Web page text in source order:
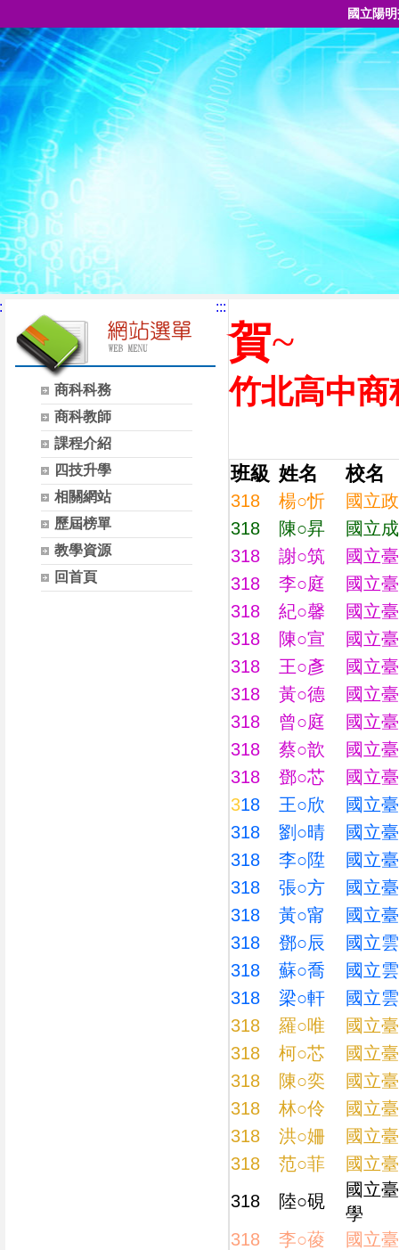
國立陽
商科科務
商科教師
課程介紹
四技升學
相關網站
歷屆榜單
教學資源
回首頁
:::
賀~
竹北高中商
班級 姓名 校名
318 楊○忻
國立
318
陳○昇
國立
318
謝○筑
國立
318
李○庭
國立
318
紀○馨
國立
318
陳○宣
國立
318
王○彥
國立
318
黃○德
國立
318
曾○庭
國立
318
蔡○歆
國立
318
鄧○芯
國立
318 王○欣
國立
318
劉○晴
國立
318
李○陞
國立
318
張○方
國立
318
黃○甯
國立
318
鄧○辰
國立
318
蘇○喬
國立
318
梁○軒
國立
318
羅○唯
國立
318
柯○芯
國立
318
陳○奕
國立
318
林○伶
國立
318
洪○姍
國立
318
范○菲
國立
318
陸○硯
國立
學
318
李○葰
國立